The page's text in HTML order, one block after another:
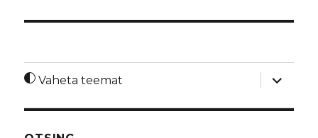
Vaheta teemat
laienda